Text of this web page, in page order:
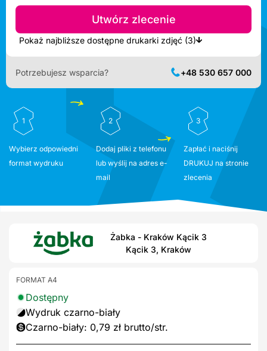
Utwórz zlecenie
Pokaż najbliższe dostępne drukarki zdjęć (3)
Potrzebujesz wsparcia? +48 530 657 000
1
Wybierz odpowiedni
format wydruku
2
Dodaj pliki z telefonu
lub wyślij na adres e-
mail
3
Zapłać i naciśnij
DRUKUJ na stronie
zlecenia
Żabka - Kraków Kącik 3
Kącik 3, Kraków
FORMAT A4
Dostępny
Wydruk czarno-biały
Czarno-biały: 0,79 zł brutto/str.